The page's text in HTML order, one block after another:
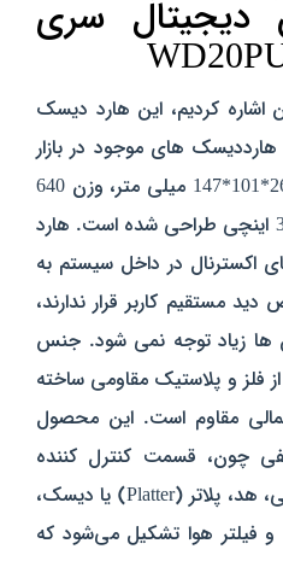
دیجیتال سری
کردیم، این هارد دیسک
هارددیسک های موجود در بازار
است که با ابعادی در حدود 26*101*147 میلی متر، وزن 640
گرمی و همچنین سایز هد 3.5 اینچی طراحی شده است. هارد
اکسترنال در داخل سیستم به
مستقیم کاربر قرار ندارند،
ها زیاد توجه نمی شود. جنس
فلز و پلاستیک مقاومی ساخته
مقاوم است.این محصول
چون، قسمت کنترل‌ کننده‌
مرکزی، قسمت بازوی مکانیکی، هد، پلاتر (Platter) یا دیسک،
فیلتر هوا تشکیل می‌شود که